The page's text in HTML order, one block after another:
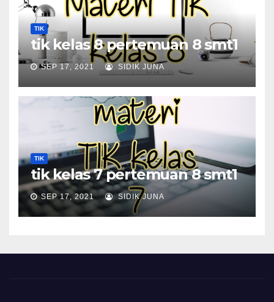
TIK
tik kelas 8 pertemuan 8 smt1
SEP 17, 2021 SIDIK JUNA
TIK
tik kelas 7 pertemuan 8 smt1
SEP 17, 2021 SIDIK JUNA